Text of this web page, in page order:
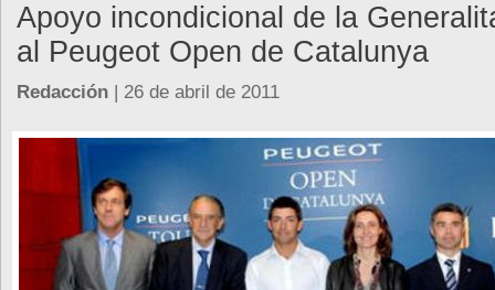
Apoyo incondicional de la
al Peugeot Open de Catalunya
Redacción | 26 de abril de 2011